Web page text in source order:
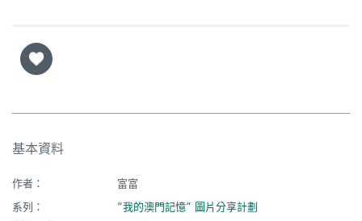
市
基本資料
作者：
富富
系列：
“我的澳門記憶” 圖片分享計劃